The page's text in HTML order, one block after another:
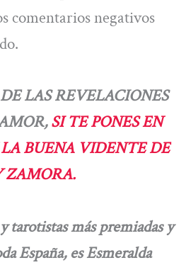
comentarios negativos
LAS REVELACIONES
SI TE PONES EN
BUENA VIDENTE DE
ZAMORA.
tarotistas más premiadas y
España, es Esmeralda